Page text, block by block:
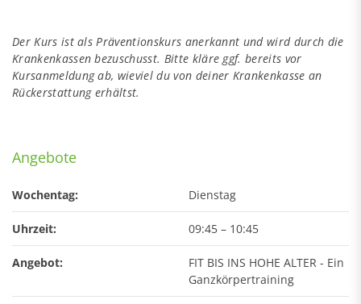
Der Kurs ist als Präventionskurs anerkannt und wird durch die
Krankenkassen bezuschusst. Bitte kläre ggf. bereits vor
Kursanmeldung ab, wieviel du von deiner Krankenkasse an
Rückerstattung erhältst.
Angebote
Wochentag: Dienstag
Uhrzeit: 09:45 – 10:45
Angebot:
FIT BIS INS HOHE ALTER - Ein
Ganzkörpertraining